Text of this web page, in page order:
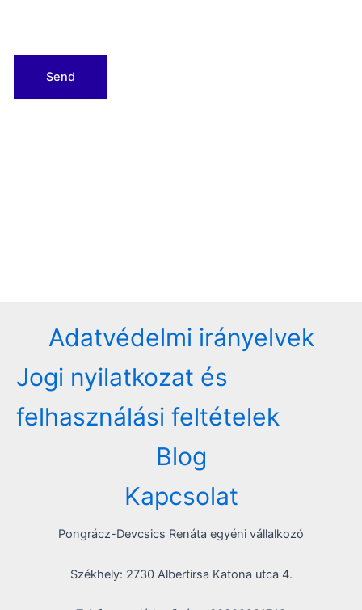
Adatvédelmi irányelvek
Jogi nyilatkozat és
felhasználási feltételek
Blog
Kapcsolat
Pongrácz-Devcsics Renáta egyéni vállalkozó
Székhely: 2730 Albertirsa Katona utca 4.